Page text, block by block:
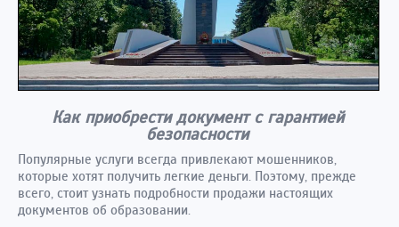
Как приобрести документ с гарантией
безопасности
Популярные услуги всегда привлекают мошенников,
которые хотят получить легкие деньги. Поэтому, прежде
всего, стоит узнать подробности продажи настоящих
документов об образовании.